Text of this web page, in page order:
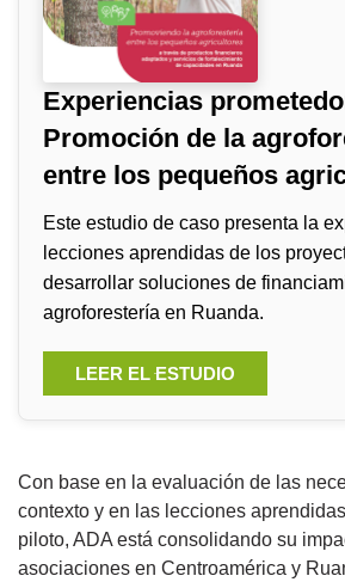
Experiencias
Promoción de la
entre los pequeños
Este estudio de caso presenta la
lecciones aprendidas de los
desarrollar soluciones de
agroforestería en Ruanda.
LEER EL ESTUDIO
Con base en la evaluación de las
contexto y en las lecciones
piloto, ADA está consolidando su
asociaciones en Centroamérica y